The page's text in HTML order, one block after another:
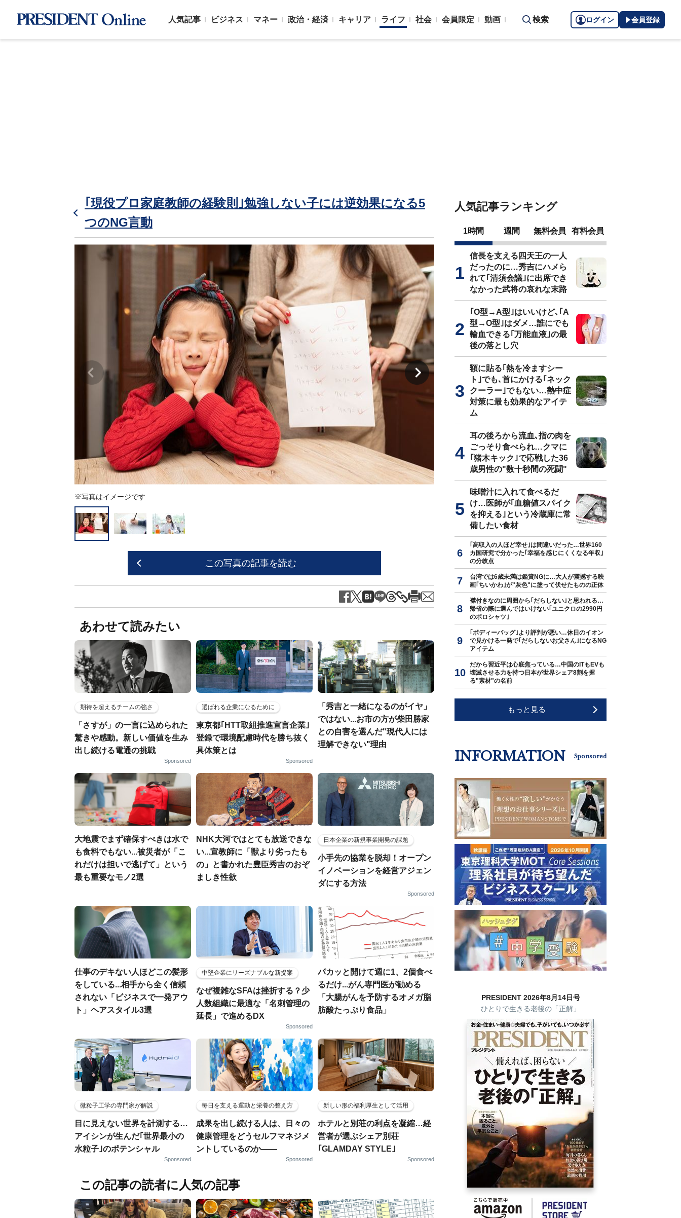
人気記事 ビジネス マネー 政治・経済 キャリア ライフ 社会 会員限定 動画 検索 ログイン 会員登録
｢現役プロ家庭教師の経験則｣勉強しない子には逆効果になる5
つのNG言動
※写真はイメージです ※写真はイメージです
この写真の記事を読む
あわせて読みたい
期待を超えるチームの強さ
「さすが」の一言に込められた
驚きや感動。新しい価値を生み
出し続ける電通の挑戦
Sponsored
選ばれる企業になるために
東京都｢HTT取組推進宣言企業｣
登録で環境配慮時代を勝ち抜く
具体策とは
Sponsored
「秀吉と一緒になるのがイヤ」
ではない...お市の方が柴田勝家
との自害を選んだ"現代人には
理解できない"理由
大地震でまず確保すべきは水で
も食料でもない...被災者が「こ
れだけは担いで逃げて」という
最も重要なモノ2選
NHK大河ではとても放送できな
い...宣教師に「獣より劣ったも
の」と書かれた豊臣秀吉のおぞ
ましき性欲
日本企業の新規事業開発の課題
小手先の協業を脱却！オープン
イノベーションを経営アジェン
ダにする方法
Sponsored
仕事のデキない人ほどこの髪形
をしている...相手から全く信頼
されない「ビジネスで一発アウ
ト」ヘアスタイル3選
中堅企業にリーズナブルな新提案
なぜ複雑なSFAは挫折する？少
人数組織に最適な「名刺管理の
延長」で進めるDX
Sponsored
パカッと開けて週に1、2個食べ
るだけ...がん専門医が勧める
「大腸がんを予防するオメガ脂
肪酸たっぷり食品」
微粒子工学の専門家が解説
目に見えない世界を計測する…
アイシンが生んだ｢世界最小の
水粒子｣のポテンシャル
Sponsored
毎日を支える運動と栄養の整え方
成果を出し続ける人は、日々の
健康管理をどうセルフマネジメ
ントしているのか——
Sponsored
新しい形の福利厚生として活用
ホテルと別荘の利点を凝縮…経
営者が選ぶシェア別荘
｢GLAMDAY STYLE｣
Sponsored
この記事の読者に人気の記事
人気記事ランキング
1時間 週間 無料会員 有料会員
信長を支える四天王の一人
だったのに…秀吉にハメら
れて｢清須会議｣に出席でき
なかった武将の哀れな末路
｢O型→A型｣はいいけど､｢A
型→O型｣はダメ…誰にでも
輸血できる｢万能血液｣の最
後の落とし穴
額に貼る｢熱を冷ますシー
ト｣でも､首にかける｢ネック
クーラー｣でもない…熱中症
対策に最も効果的なアイテ
ム
耳の後ろから流血､指の肉を
ごっそり食べられ…クマに
｢猪木キック｣で応戦した36
歳男性の"数十秒間の死闘"
味噌汁に入れて食べるだ
け…医師が｢血糖値スパイク
を抑える｣という冷蔵庫に常
備したい食材
｢高収入の人ほど幸せ｣は間違いだった…世界160
カ国研究で分かった｢幸福を感じにくくなる年収｣
の分岐点
台湾では6歳未満は鑑賞NGに…大人が震撼する映
画｢ちいかわ｣が"灰色"に塗って伏せたものの正体
襟付きなのに周囲から｢だらしない｣と思われる…
帰省の際に選んではいけない｢ユニクロの2990円
のポロシャツ｣
｢ボディーバッグ｣より評判が悪い…休日のイオン
で見かける一発で｢だらしないお父さん｣になるNG
アイテム
だから習近平は心底焦っている…中国のITもEVも
壊滅させる力を持つ日本が世界シェア8割を握
る"素材"の名前
もっと見る
INFORMATION Sponsored
PRESIDENT 2026年8月14日号
ひとりで生きる老後の「正解」